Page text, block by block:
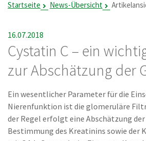
Startseite News-Übersicht
16.07.2018
Cystatin C – ein
zur Abschätzung der
Ein wesentlicher Parameter für die
Nierenfunktion ist die glomeruläre
der Regel erfolgt eine Abschätzung der
Bestimmung des Kreatinins sowie der